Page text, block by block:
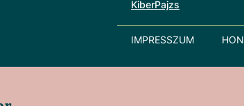
KiberPajzs
IMPRESSZUM